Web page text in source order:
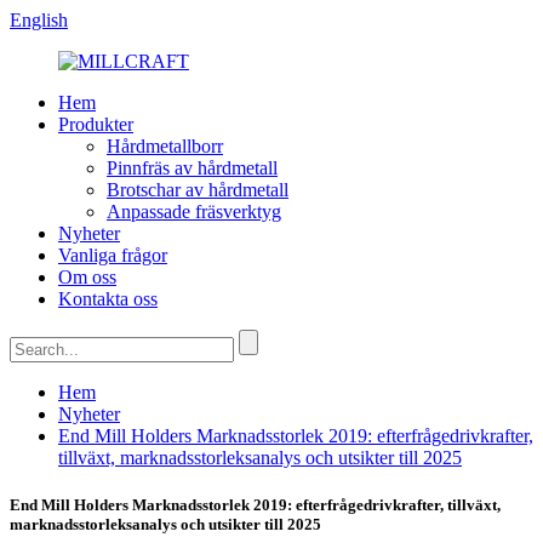
English
Hem
Produkter
Hårdmetallborr
Pinnfräs av hårdmetall
Brotschar av hårdmetall
Anpassade fräsverktyg
Nyheter
Vanliga frågor
Om oss
Kontakta oss
Hem
Nyheter
End Mill Holders Marknadsstorlek 2019: efterfrågedrivkrafter,
tillväxt, marknadsstorleksanalys och utsikter till 2025
End Mill Holders Marknadsstorlek 2019: efterfrågedrivkrafter, tillväxt,
marknadsstorleksanalys och utsikter till 2025